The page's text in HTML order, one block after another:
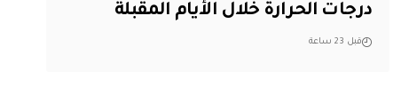
درجات الحرارة خلال الأيام المقبلة
قبل 23 ساعة